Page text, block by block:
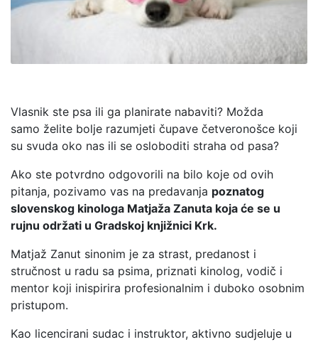
Vlasnik ste psa ili ga planirate nabaviti? Možda
samo želite bolje razumjeti čupave četveronošce koji
su svuda oko nas ili se osloboditi straha od pasa?
Ako ste potvrdno odgovorili na bilo koje od ovih
pitanja, pozivamo vas na predavanja poznatog
slovenskog kinologa Matjaža Zanuta koja će se u
rujnu održati u Gradskoj knjižnici Krk.
Matjaž Zanut sinonim je za strast, predanost i
stručnost u radu sa psima, priznati kinolog, vodič i
mentor koji inispirira profesionalnim i duboko osobnim
pristupom.
Kao licencirani sudac i instruktor, aktivno sudjeluje u